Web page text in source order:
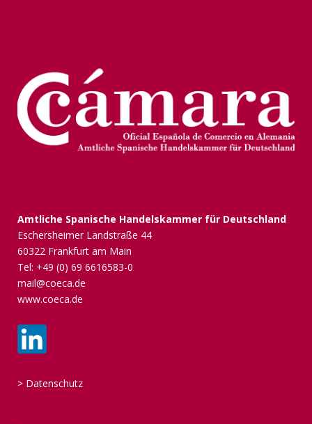
Amtliche Spanische Handelskammer für Deutschland
Eschersheimer Landstraße 44
60322 Frankfurt am Main
Tel: +49 (0) 69 6616583-0
mail@coeca.de
www.coeca.de
> Datenschutz